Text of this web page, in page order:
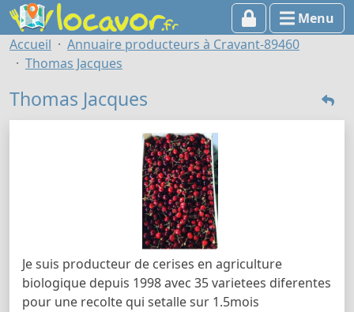
Menu
Accueil
Annuaire producteurs à Cravant-89460
Thomas Jacques
Thomas Jacques
Je suis producteur de cerises en agriculture
biologique depuis 1998 avec 35 varietees diferentes
pour une recolte qui setalle sur 1.5mois